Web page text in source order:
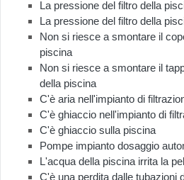
La pressione del filtro della
La pressione del filtro della
Non si riesce a smontare il
piscina
Non si riesce a smontare il
della piscina
C'è aria nell'impianto di
C'è ghiaccio nell'impianto di
C'è ghiaccio sulla piscina
Pompe impianto dosaggio
L'acqua della piscina irrita la
C'è una perdita dalle tubazioni